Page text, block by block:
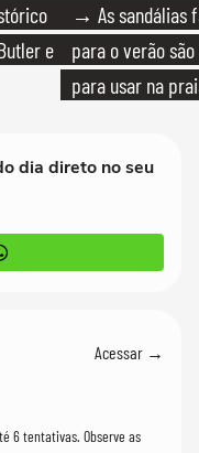
e
→ As sandálias
para o verão
para usar na
dia direto no seu
Acessar →
6 tentativas. Observe as